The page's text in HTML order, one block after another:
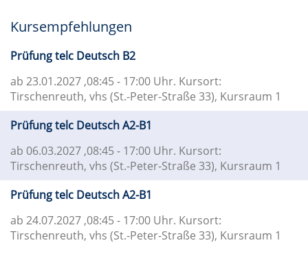
Kursempfehlungen
Prüfung telc Deutsch B2
ab 23.01.2027 ,08:45 - 17:00 Uhr. Kursort:
Tirschenreuth, vhs (St.-Peter-Straße 33), Kursraum 1
Prüfung telc Deutsch A2-B1
ab 06.03.2027 ,08:45 - 17:00 Uhr. Kursort:
Tirschenreuth, vhs (St.-Peter-Straße 33), Kursraum 1
Prüfung telc Deutsch A2-B1
ab 24.07.2027 ,08:45 - 17:00 Uhr. Kursort:
Tirschenreuth, vhs (St.-Peter-Straße 33), Kursraum 1